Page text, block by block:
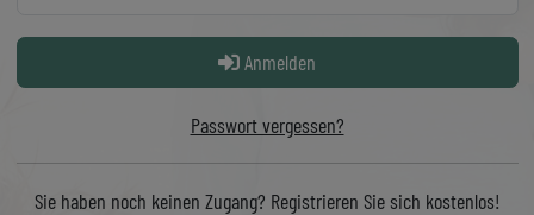
Anmelden
Passwort vergessen?
Sie haben noch keinen Zugang? Registrieren Sie sich kostenlos!